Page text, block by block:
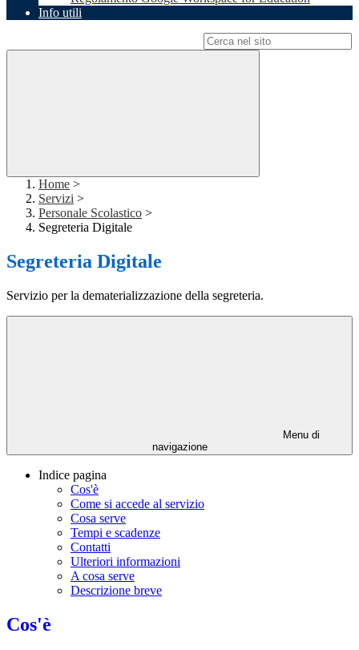
Info utili
Home >
Servizi >
Personale Scolastico >
Segreteria Digitale
Segreteria Digitale
Servizio per la dematerializzazione della segreteria.
Menu di
navigazione
Indice pagina
Cos'è
Come si accede al servizio
Cosa serve
Tempi e scadenze
Contatti
Ulteriori informazioni
A cosa serve
Descrizione breve
Cos'è